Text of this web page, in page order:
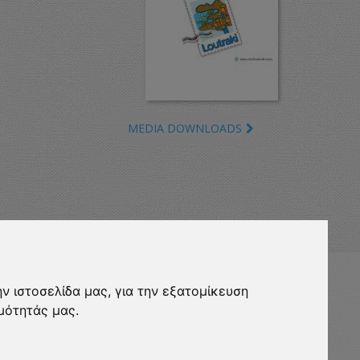
ιστοσελίδα μας, για την εξατομίκευση
μας.
MEDIA DOWNLOADS
eurocert-